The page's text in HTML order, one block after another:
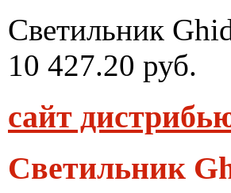
Светильник
10 427.20 руб.
сайт
Светильник